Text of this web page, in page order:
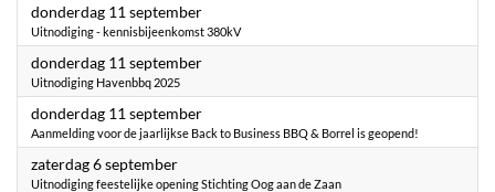
donderdag 11 september2025
Uitnodiging - kennisbijeenkomst 380kV
donderdag 11 september2025
Uitnodiging Havenbbq 2025
donderdag 11 september2025
Aanmelding voor de jaarlijkse Back to Business BBQ & Borrel is geopend!
zaterdag 6 september2025
Uitnodiging feestelijke opening Stichting Oog aan de Zaan